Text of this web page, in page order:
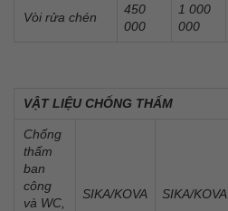
Vòi rửa chén
450
000
1 000
000
VẬT LIỆU CHỐNG THẤM
Chống
thấm
ban
công
và WC,
SIKA/KOVA SIKA/KOVA